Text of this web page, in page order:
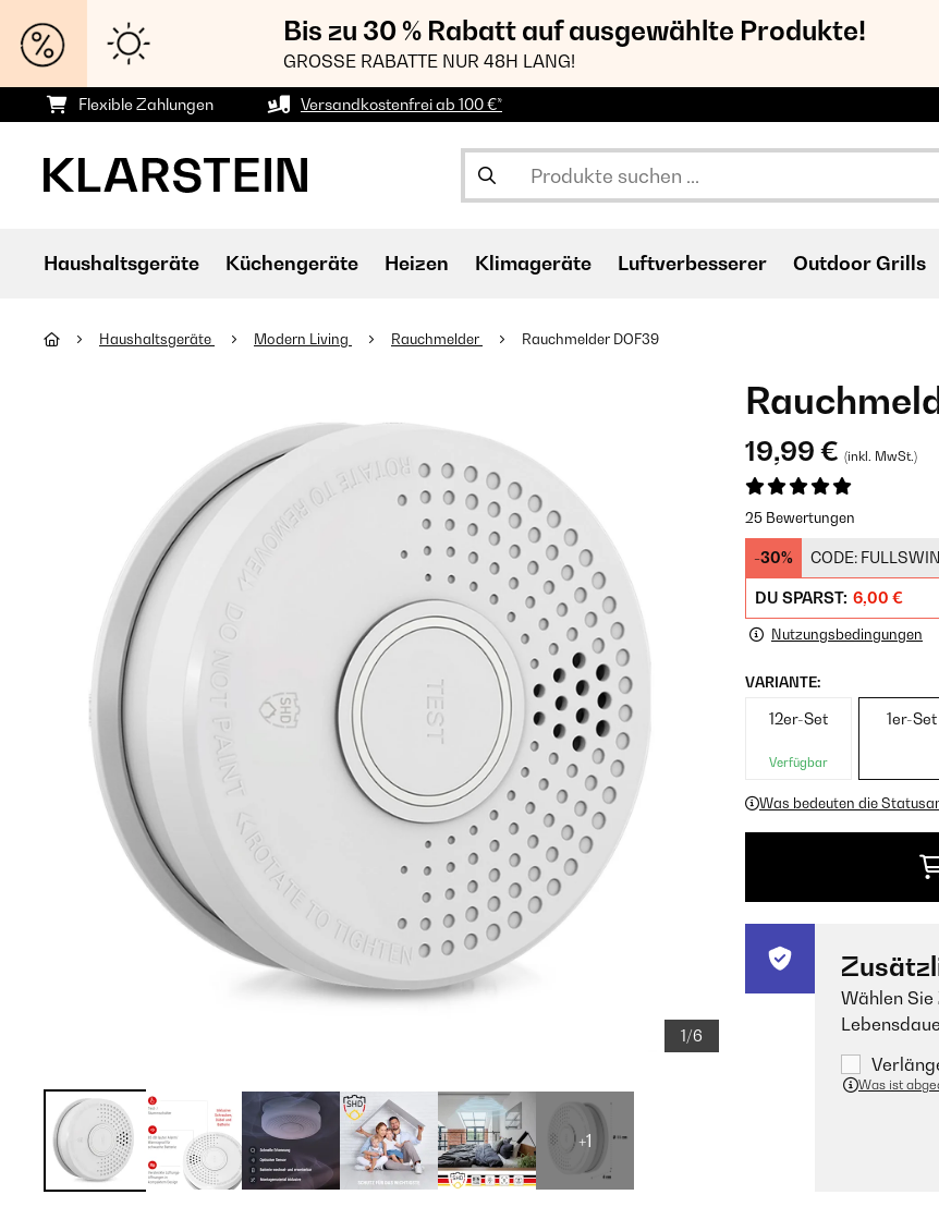
Bis zu 30 % Rabatt auf ausgewählte Produkte!
GROSSE RABATTE NUR 48H LANG!
Flexible Zahlungen Versandkostenfrei ab 100 €*
Haushaltsgeräte Küchengeräte Heizen Klimageräte Luftverbesserer Outdoor Grills
Haushaltsgeräte Modern Living Rauchmelder Rauchmelder DOF39
1/6
+1
19,99 € (inkl. MwSt.)
25 Bewertungen
-30% CODE:
DU SPARST: 6,00 €
Nutzungsbedingungen
VARIANTE:
12er-Set
Verfügbar
1er-Set
Was bedeuten die
Wählen
Was ist